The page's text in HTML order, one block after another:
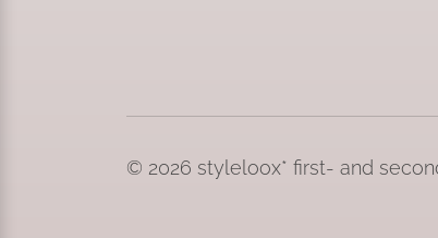
© 2026 styleloox* first- and